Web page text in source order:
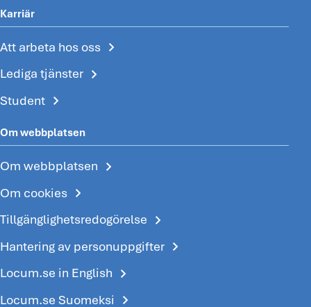
Karriär
Att arbeta hos oss chevron_right
Lediga tjänster chevron_right
Student chevron_right
Om webbplatsen
Om webbplatsen chevron_right
Om cookies chevron_right
Tillgänglighetsredogörelse chevron_right
Hantering av personuppgifter chevron_right
Locum.se in English chevron_right
Locum.se Suomeksi chevron_right